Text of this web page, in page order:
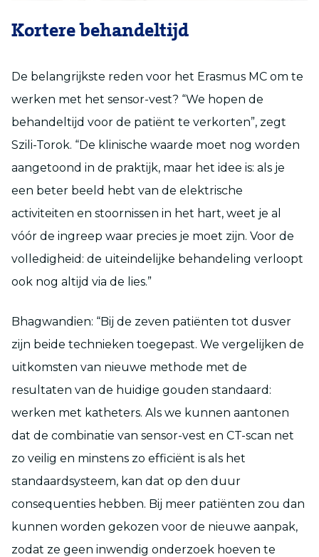
Kortere behandeltijd
De belangrijkste reden voor het Erasmus MC om te
werken met het sensor-vest? “We hopen de
behandeltijd voor de patiënt te verkorten”, zegt
Szili-Torok. “De klinische waarde moet nog worden
aangetoond in de praktijk, maar het idee is: als je
een beter beeld hebt van de elektrische
activiteiten en stoornissen in het hart, weet je al
vóór de ingreep waar precies je moet zijn. Voor de
volledigheid: de uiteindelijke behandeling verloopt
ook nog altijd via de lies.”
Bhagwandien: “Bij de zeven patiënten tot dusver
zijn beide technieken toegepast. We vergelijken de
uitkomsten van nieuwe methode met de
resultaten van de huidige gouden standaard:
werken met katheters. Als we kunnen aantonen
dat de combinatie van sensor-vest en CT-scan net
zo veilig en minstens zo efficiënt is als het
standaardsysteem, kan dat op den duur
consequenties hebben. Bij meer patiënten zou dan
kunnen worden gekozen voor de nieuwe aanpak,
zodat ze geen inwendig onderzoek hoeven te